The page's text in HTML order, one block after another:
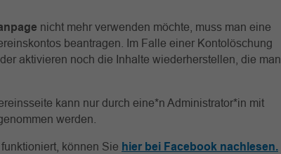
nicht mehr verwenden möchte, muss man eine
beantragen. Im Falle einer Kontolöschung
aktivieren noch die Inhalte wiederherstellen, die man
kann nur durch eine*n Administrator*in mit
werden.
können Sie hier bei Facebook nachlesen.